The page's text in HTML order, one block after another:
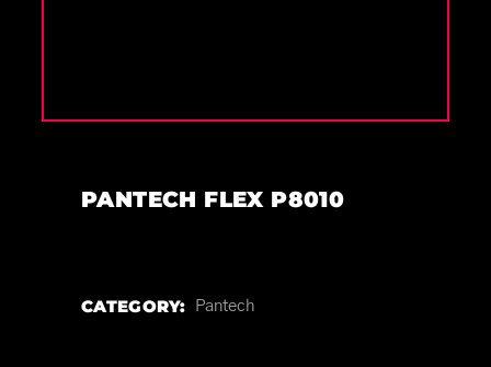
PANTECH FLEX P8010
CATEGORY: Pantech